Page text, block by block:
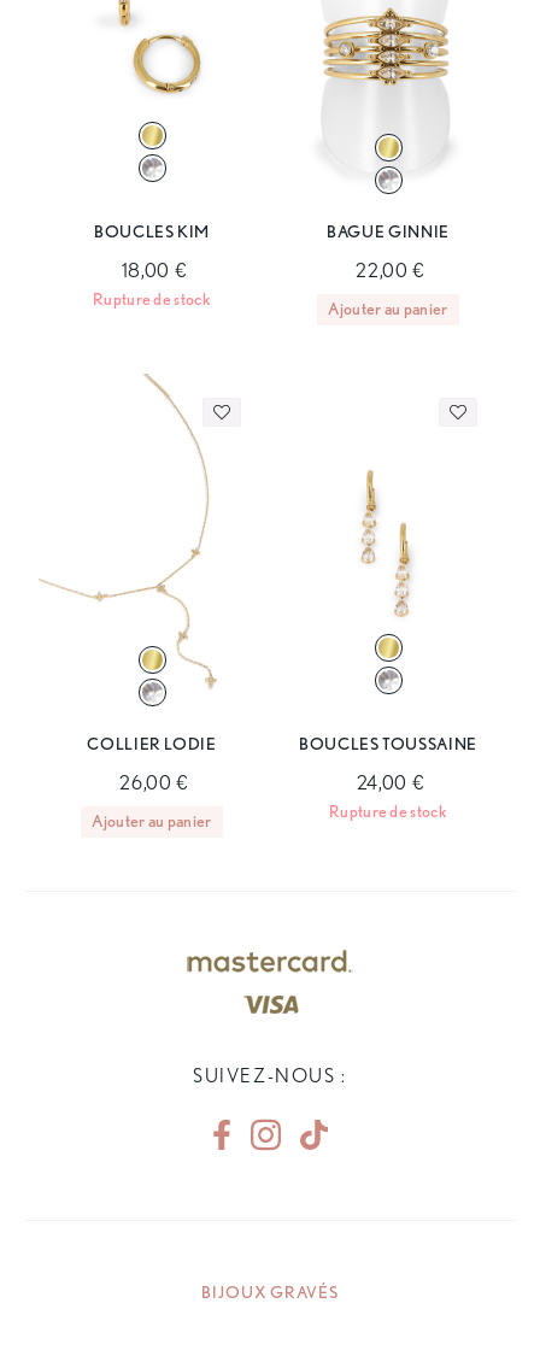
BOUCLES KIM
18,00 €
Rupture de stock
BAGUE GINNIE
22,00 €
Ajouter au panier
COLLIER LODIE
26,00 €
Ajouter au panier
BOUCLES TOUSSAINE
24,00 €
Rupture de stock
SUIVEZ-NOUS :
BIJOUX GRAVÉS